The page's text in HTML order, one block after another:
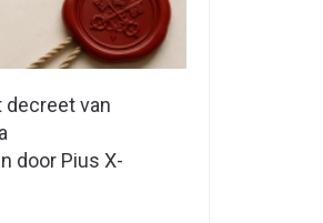
decreet van
door Pius X-